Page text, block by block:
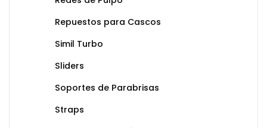
Repuestos para Cascos
Simil Turbo
Sliders
Soportes de Parabrisas
Straps